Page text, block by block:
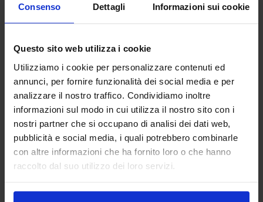
Consenso Dettagli Informazioni sui cookie
Questo sito web utilizza i cookie
Utilizziamo i cookie per personalizzare contenuti ed
annunci, per fornire funzionalità dei social media e per
analizzare il nostro traffico. Condividiamo inoltre
informazioni sul modo in cui utilizza il nostro sito con i
nostri partner che si occupano di analisi dei dati web,
pubblicità e social media, i quali potrebbero combinarle
con altre informazioni che ha fornito loro o che hanno
raccolto dal suo utilizzo dei loro servizi.
ALPHACAM - LICOM SYSTEMS
MACCHINE UTENSILI
ALPHACAM è il CAD-CAM distribuito da Licom Systems . E'
un sistema CAD-CAM adatto per tutte le tipologie di
macchine utensili siano essi centri di lavoro, pantografi,
torni da3 fino a 5 a...
Padiglione:
Pad. 16 Stand:
Aggiungi ai preferiti